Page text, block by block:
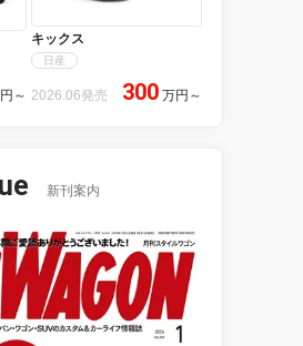
～
キックス
日産
2026.06発売 300 万円 ～
新刊案内